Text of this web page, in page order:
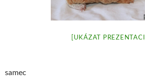
[UKÁZAT PREZENTACI]
samec